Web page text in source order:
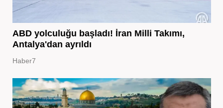
ABD yolculuğu başladı! İran Milli Takımı,
Antalya'dan ayrıldı
Haber7